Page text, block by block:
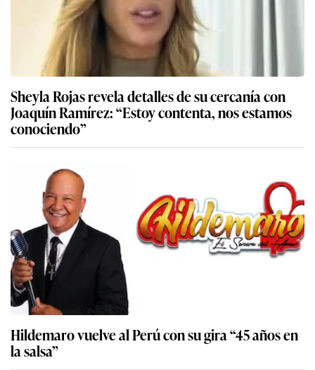
Sheyla Rojas revela detalles de su cercanía con
Joaquín Ramírez: “Estoy contenta, nos estamos
conociendo”
Hildemaro vuelve al Perú con su gira “45 años en
la salsa”